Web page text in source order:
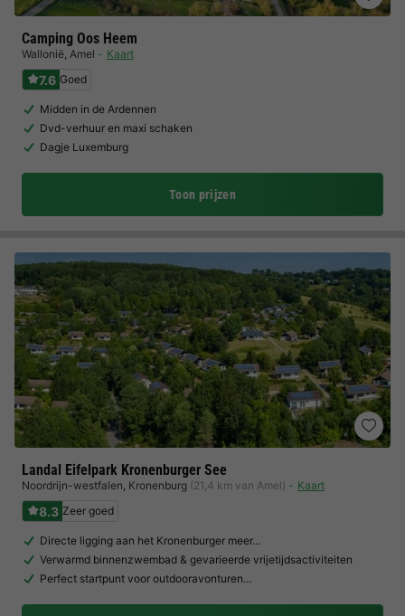
Camping Oos Heem
Wallonië, Amel Kaart
7.6 Goed
Midden in de Ardennen
Dvd-verhuur en maxi schaken
Dagje Luxemburg
Toon prijzen
Landal Eifelpark Kronenburger See
Noordrijn-westfalen, Kronenburg (21,4 km van Amel) Kaart
8.3 Zeer goed
Directe ligging aan het Kronenburger meer…
Verwarmd binnenzwembad & gevarieerde vrijetijdsactiviteiten
Perfect startpunt voor outdooravonturen…